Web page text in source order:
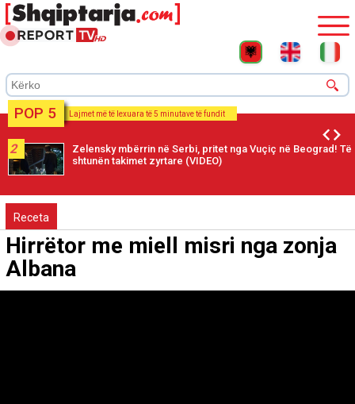
POP 5 Lajmet më të lexuara të 5 minutave të fundit
2
Zelensky mbërrin në Serbi, pritet nga Vuçiç në Beograd! Të
shtunën takimet zyrtare (VIDEO)
Receta
Hirrëtor me miell misri nga zonja
Albana